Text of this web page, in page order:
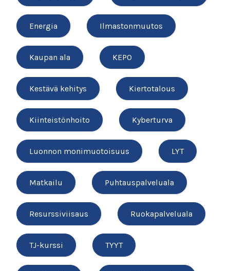
Energia Ilmastonmuutos
Kaupan ala KEPO
Kestävä kehitys Kiertotalous
Kiinteistönhoito Kyberturva
Luonnon monimuotoisuus LYT
Matkailu Puhtauspalveluala
Resurssiviisaus Ruokapalveluala
TJ-kurssi TYYT